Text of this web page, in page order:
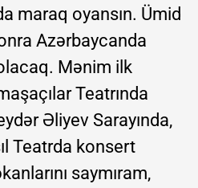
maraq oyansın. Ümid
Azərbaycanda
Mənim ilk
Teatrında
Əliyev Sarayında,
Teatrda konsert
saymıram,